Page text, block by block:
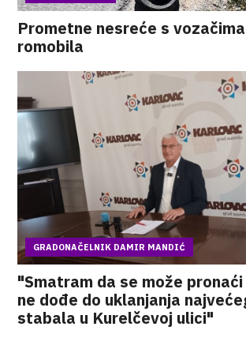
Prometne nesreće s
romobila
GRADONAČELNIK DAMIR MANDIĆ
"Smatram da se može
ne dođe do uklanjanja
stabala u Kurelčevoj ulici"